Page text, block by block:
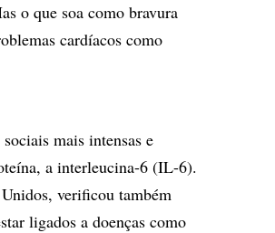
o que soa como bravura
cardíacos como
mais intensas e
a interleucina-6 (IL-6).
verificou também
ligados a doenças como